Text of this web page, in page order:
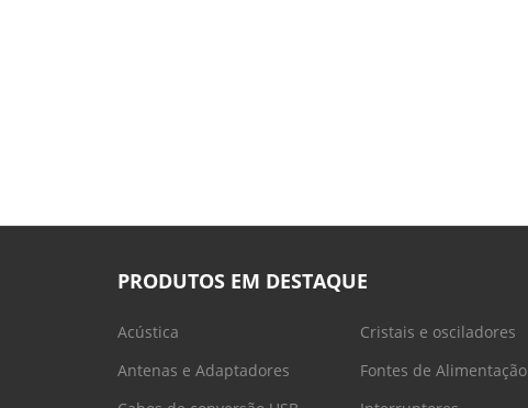
PRODUTOS EM DESTAQUE
Acústica
Antenas e Adaptadores
Cristais e osciladores
Fontes de Alimentação